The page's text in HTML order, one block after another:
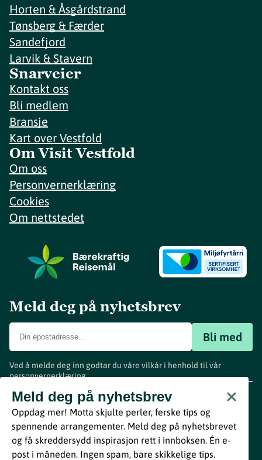
Horten & Åsgårdstrand
Tønsberg & Færder
Sandefjord
Larvik & Stavern
Snarveier
Kontakt oss
Bli medlem
Bransje
Kart over Vestfold
Om Visit Vestfold
Om oss
Personvernerklæring
Cookies
Om nettstedet
Meld deg på nyhetsbrev
Bli med
Ved å melde deg inn godtar du våre vilkår i henhold til vår
personvernerklæring.
Meld deg på nyhetsbrev
Oppdag mer! Motta skjulte perler, ferske tips og
spennende arrangementer. Meld deg på nyhetsbrevet
og få skreddersydd inspirasjon rett i innboksen. Én e-
post i måneden. Ingen spam, bare skikkelige tips.
www.visitvestfold.com
Turistinformasjon
Vestfold Fylkeskommune
ByBreakfast